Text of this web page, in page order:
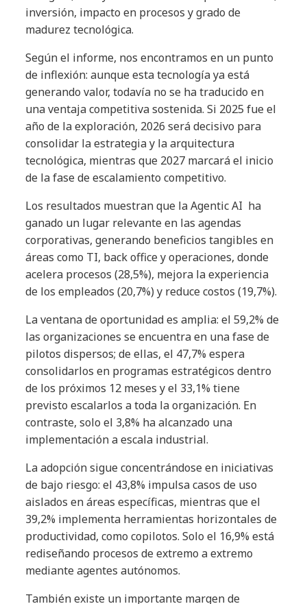
inversión, impacto en procesos y grado de
madurez tecnológica.
Según el informe, nos encontramos en un punto
de inflexión: aunque esta tecnología ya está
generando valor, todavía no se ha traducido en
una ventaja competitiva sostenida. Si 2025 fue el
año de la exploración, 2026 será decisivo para
consolidar la estrategia y la arquitectura
tecnológica, mientras que 2027 marcará el inicio
de la fase de escalamiento competitivo.
Los resultados muestran que la Agentic AI ha
ganado un lugar relevante en las agendas
corporativas, generando beneficios tangibles en
áreas como TI, back office y operaciones, donde
acelera procesos (28,5%), mejora la experiencia
de los empleados (20,7%) y reduce costos (19,7%).
La ventana de oportunidad es amplia: el 59,2% de
las organizaciones se encuentra en una fase de
pilotos dispersos; de ellas, el 47,7% espera
consolidarlos en programas estratégicos dentro
de los próximos 12 meses y el 33,1% tiene
previsto escalarlos a toda la organización. En
contraste, solo el 3,8% ha alcanzado una
implementación a escala industrial.
La adopción sigue concentrándose en iniciativas
de bajo riesgo: el 43,8% impulsa casos de uso
aislados en áreas específicas, mientras que el
39,2% implementa herramientas horizontales de
productividad, como copilotos. Solo el 16,9% está
rediseñando procesos de extremo a extremo
mediante agentes autónomos.
También existe un importante margen de